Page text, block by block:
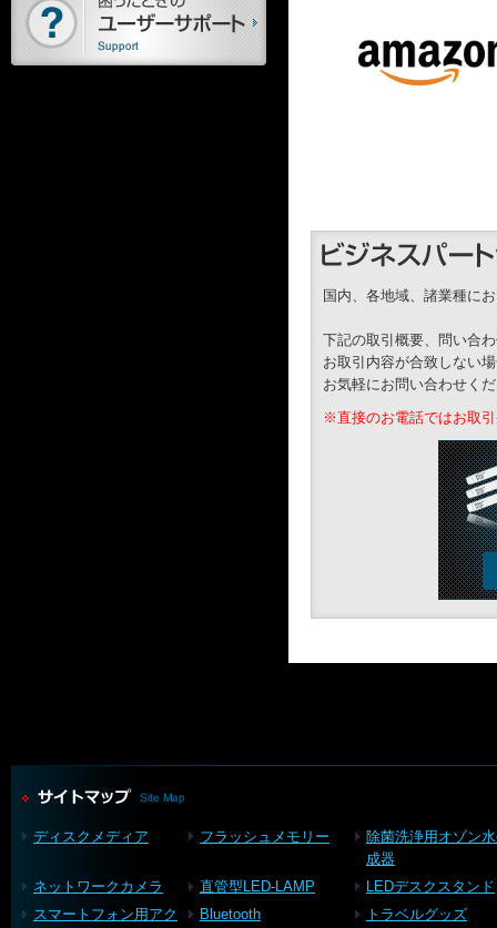
国内、各地域、諸業種に
下記の取引概要、問い合
お取引内容が合致しない
お気軽にお問い合わせく
※直接のお電話ではお取
ディスクメディア フラッシュメモリー
除菌洗浄用オゾン
成器
ネットワークカメラ
直管型LED-LAMP
LEDデスクスタンド
スマートフォン用アク
Bluetooth トラベルグッズ